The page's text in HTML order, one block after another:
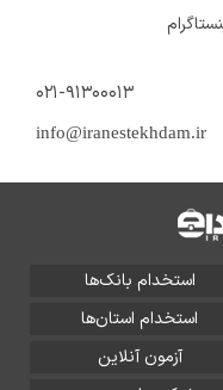
۰۲۱-۹۱۳۰۰۰۱۳
info@iranestekhdam.ir
استخدام بانک‌ها
استخدام استان‌ها
آزمون آنلاین